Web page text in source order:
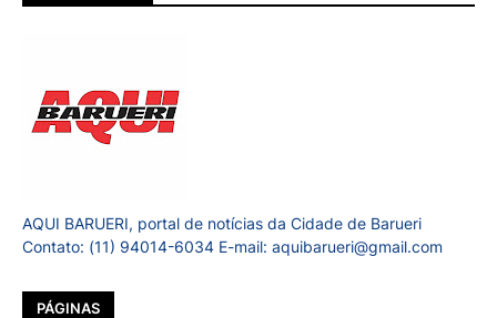
AQUI BARUERI, portal de notícias da Cidade de Barueri
Contato: (11) 94014-6034 E-mail: aquibarueri@gmail.com
PÁGINAS